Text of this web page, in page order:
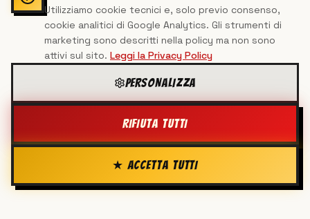
Home
Mappa sito
Contatti
Privacy & Cookie Policy
🔒 Area Admin
CONTATTACI
info@virgodisinfestazioni.it
Utilizziamo cookie tecnici e, solo previo consenso,
cookie analitici di Google Analytics. Gli strumenti di
marketing sono descritti nella policy ma non sono
attivi sul sito. Leggi la Privacy Policy
PERSONALIZZA
RIFIUTA TUTTI
★ ACCETTA TUTTI